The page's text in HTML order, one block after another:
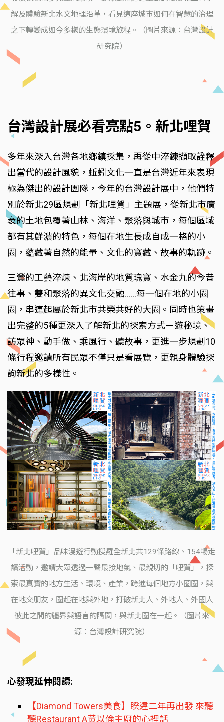
解及體驗新北水文地理沿革，看見這座城市如何在智慧的治理
之下轉變成如今多樣的生態環境旅程。（圖片來源：台灣設計
研究院）
台灣設計展必看亮點5。新北哩賀
多年來深入台灣各地鄉鎮採集，再從中淬鍊擷取詮釋
出當代的設計風貌，蚯蚓文化一直是台灣近年來表現
極為傑出的設計團隊，今年的台灣設計展中，他們特
別於新北29區規劃「新北哩賀」主題展，從新北市廣
袤的土地包覆著山林、海洋、聚落與城市，每個區域
都有其鮮濃的特色，每個在地生長成自成一格的小
圈，蘊藏著自然的能量、文化的寶藏、故事的軌跡。
三鶯的工藝淬煉、北海岸的地質瑰寶、水金九的今昔
往事、雙和聚落的異文化交融……每一個在地的小圈
圈，串連起屬於新北市共榮共好的大圈。同時也策畫
出完整的5種更深入了解新北的探索方式－遊秘境、
訪眾神、動手做、乘風行、聽故事，更進一步規劃10
條行程邀請所有民眾不僅只是看展覽，更親身體驗探
詢新北的多樣性。
「新北哩賀」品味漫遊行動搜羅全新北共129條路線、154場走
讀活動，邀請大眾透過一聲最接地氣、最親切的「哩賀」，探
索最真實的地方生活、環境、產業，跨進每個地方小圈圈，與
在地交朋友，圈起在地與外地，打破新北人、外地人、外國人
彼此之間的疆界與語言的隔閡，與新北圈在一起。（圖片來
源：台灣設計研究院）
心發現延伸閱讀:
【Diamond Towers美食】睽違二年再出發 來聽
聽Restaurant A黃以倫主廚的心裡話